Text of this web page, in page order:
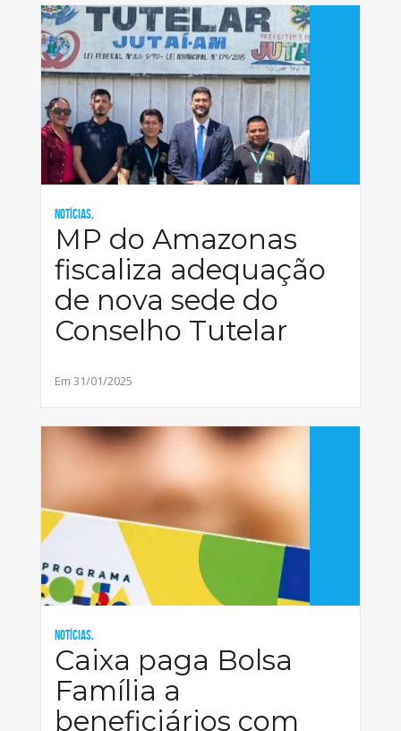
Notícias,
MP do Amazonas
fiscaliza adequação
de nova sede do
Conselho Tutelar
Em 31/01/2025
Notícias,
Caixa paga Bolsa
Família a
beneficiários com